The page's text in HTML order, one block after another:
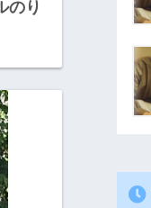
のり